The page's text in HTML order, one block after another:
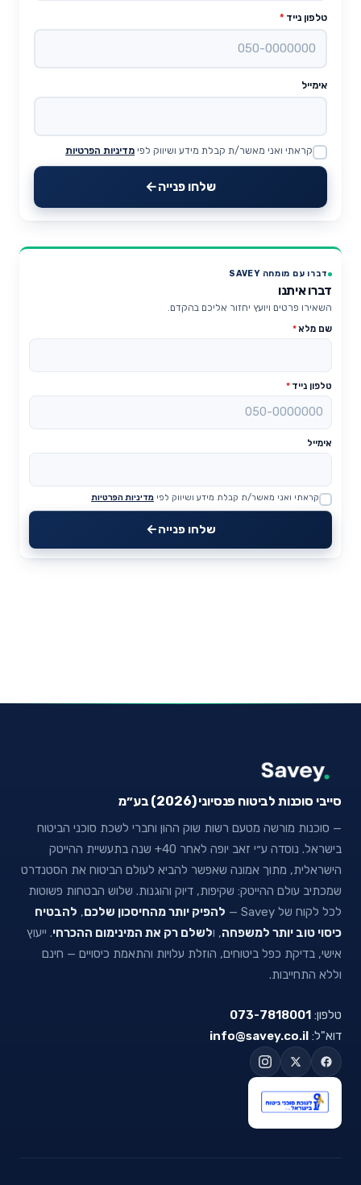
טלפון נייד *
אימייל
Website
קראתי ואני מאשר/ת קבלת מידע ושיווק לפי מדיניות הפרטיות
שלחו פנייה
דברו עם מומחה SAVEY
דברו איתנו
השאירו פרטים ויועץ יחזור אליכם בהקדם.
שם מלא*
טלפון נייד *
אימייל
Website
קראתי ואני מאשר/ת קבלת מידע ושיווק לפי מדיניות הפרטיות
שלחו פנייה
סייבי סוכנות לביטוח פנסיוני (2026) בע״מ
— סוכנות מורשה מטעם רשות שוק ההון וחברי לשכת סוכני הביטוח
בישראל. נוסדה ע״י זאב יופה לאחר 40+ שנה בתעשיית ההייטק
הישראלית, מתוך אמונה שאפשר להביא לעולם הביטוח את הסטנדרט
שמכתיב עולם ההייטק: שקיפות, דיוק והוגנות. שלוש הבטחות פשוטות
לכל לקוח של Savey —
להפיק יותר מהחיסכון שלכם, להבטיח
כיסוי טוב יותר למשפחה, ולשלם רק את המינימום ההכרחי. ייעוץ
אישי, בדיקת כפל ביטוחים, הוזלת עלויות והתאמת כיסויים — חינם
וללא התחייבות.
טלפון: 073-7818001
דוא"ל: info@savey.co.il